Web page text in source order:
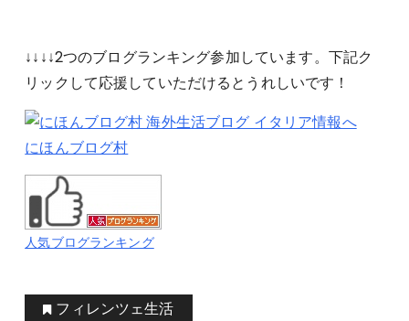
↓↓↓↓2つのブログランキング参加しています。下記ク
リックして応援していただけるとうれしいです！
にほんブログ村
人気ブログランキング
フィレンツェ生活